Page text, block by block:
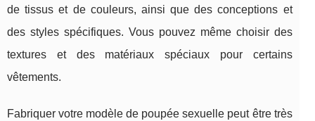
de tissus et de couleurs, ainsi que des conceptions et
des styles spécifiques. Vous pouvez même choisir des
textures et des matériaux spéciaux pour certains
vêtements.
Fabriquer votre modèle de poupée sexuelle peut être très